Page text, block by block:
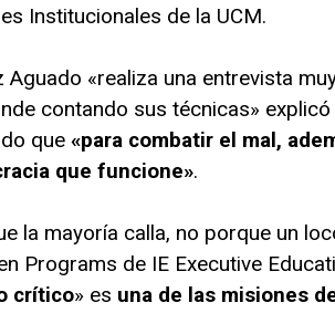
Institucionales de la UCM.
Aguado «realiza una entrevista
contando sus técnicas» explicó
que «para combatir el mal,
que funcione».
la mayoría calla, no porque un
Programs de IE Executive
crítico» es una de las misiones